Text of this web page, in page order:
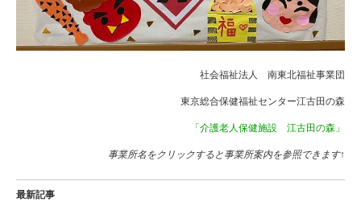
社会福祉法人 南東北福祉事業団
東京総合保健福祉センター江古田の森
「介護老人保健施設 江古田の森」
事業所名をクリックすると事業所案内を参照できます↑
最新記事